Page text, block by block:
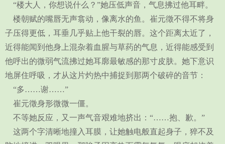
“楼大人，你想说什么？”她压低声音，气息拂过他耳畔。
楼朝赋的嘴唇无声翕动，像离水的鱼。崔元徵不得不将身
子压得更低，耳垂几乎贴上他干裂的唇。这个距离太近了，
近得能闻到他身上混杂着血腥与草药的气息，近得能感受到
他呼出的微弱气流拂过她耳廓最敏感的那寸皮肤。她下意识
地屏住呼吸，才从这片灼热中捕捉到那两个破碎的音节：
“多……谢……”
崔元徵身形微微一僵。
不等她反应，又一声气音艰难地挤出：“……抱、歉。”
这两个字清晰地撞入耳膜，让她触电般直起身子，猝不及